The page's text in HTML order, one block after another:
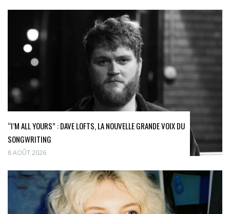
“I’M ALL YOURS” : DAVE LOFTS, LA NOUVELLE GRANDE VOIX DU
SONGWRITING
8 AOÛT 2026